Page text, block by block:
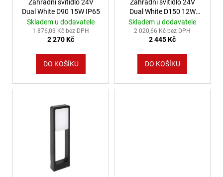
Zahradní svítidlo 24V
Dual White D90 15W IP65
Skladem u dodavatele
1 876,03 Kč bez DPH
2 270 Kč
DO KOŠÍKU
Zahradní svítidlo 24V
Dual White D150 12W
IP65
Skladem u dodavatele
2 020,66 Kč bez DPH
2 445 Kč
DO KOŠÍKU